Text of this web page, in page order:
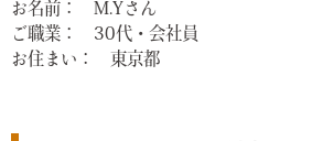
お名前： M.Yさん
ご職業： 30代・会社員
お住まい： 東京都